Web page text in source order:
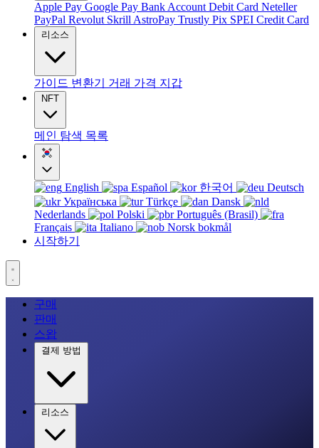
Apple Pay Google Pay Bank Account Debit Card Neteller
PayPal Revolut Skrill AstroPay Trustly Pix SPEI Credit Card
리소스
가이드 변환기 거래 가격 지갑
NFT
메인 탐색 목록
English Español 한국어
Deutsch
Українська
Türkçe
Dansk
Nederlands
Polski
Português (Brasil)
Français
Italiano
Norsk bokmål
시작하기
구매
판매
스왑
결제 방법
리소스